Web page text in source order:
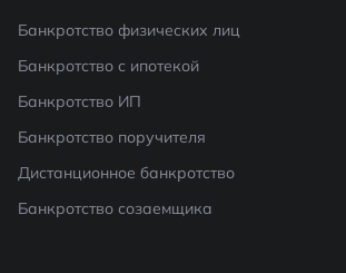
Банкротство физических лиц
Банкротство с ипотекой
Банкротство ИП
Банкротство поручителя
Дистанционное банкротство
Банкротство созаемщика